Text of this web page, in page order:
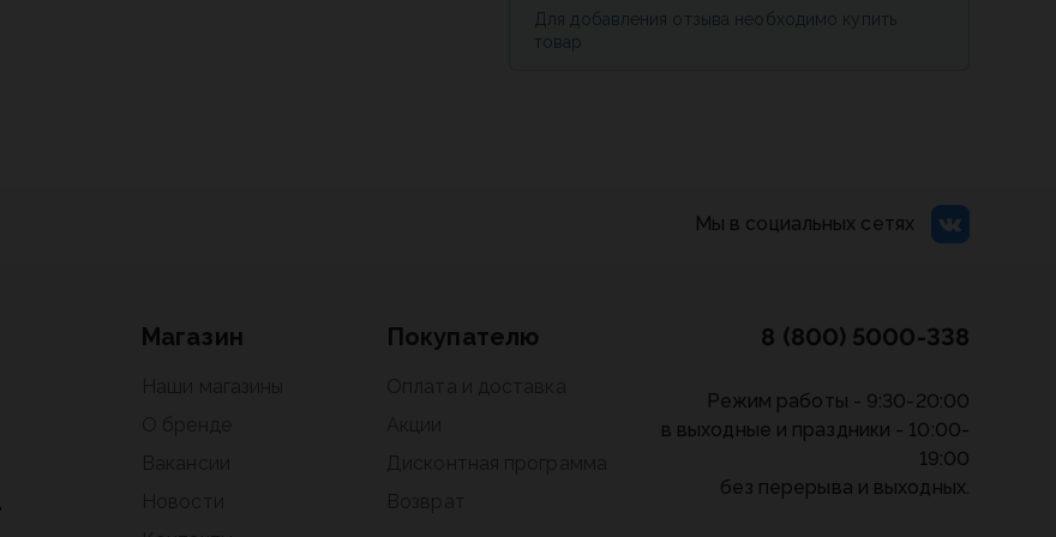
Для добавления отзыва необходимо купить
товар
Мы в социальных сетях
Магазин Покупателю 8 (800) 5000-338
Режим работы - 9:30-20:00
в выходные и праздники - 10:00-
19:00
без перерыва и выходных.